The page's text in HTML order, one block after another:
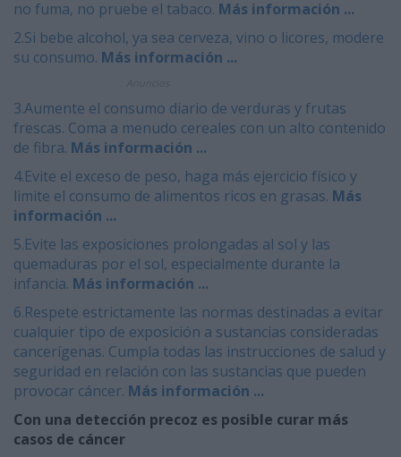
no fuma, no pruebe el tabaco. Más información ...
2.Si bebe alcohol, ya sea cerveza, vino o licores, modere
su consumo. Más información ...
3.Aumente el consumo diario de verduras y frutas
frescas. Coma a menudo cereales con un alto contenido
de fibra. Más información ...
4.Evite el exceso de peso, haga más ejercicio físico y
limite el consumo de alimentos ricos en grasas. Más
información ...
5.Evite las exposiciones prolongadas al sol y las
quemaduras por el sol, especialmente durante la
infancia. Más información ...
6.Respete estrictamente las normas destinadas a evitar
cualquier tipo de exposición a sustancias consideradas
cancerígenas. Cumpla todas las instrucciones de salud y
seguridad en relación con las sustancias que pueden
provocar cáncer. Más información ...
Con una detección precoz es posible curar más
casos de cáncer